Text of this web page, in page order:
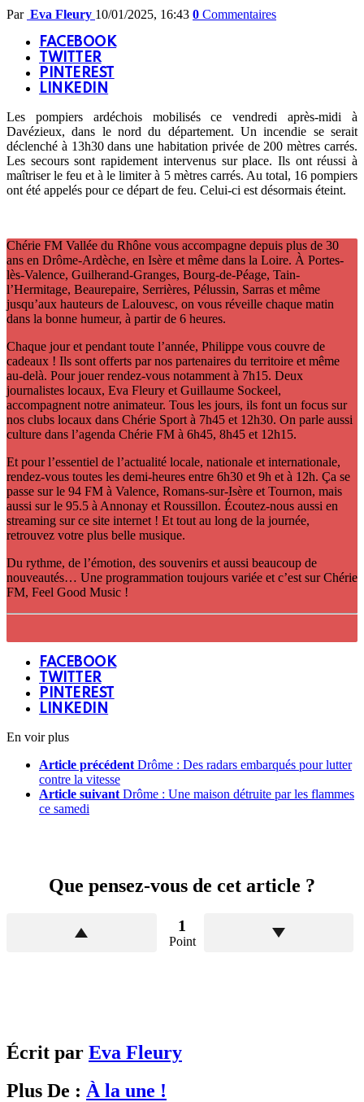
Par Eva Fleury 10/01/2025, 16:43 0 Commentaires
FACEBOOK
TWITTER
PINTEREST
LINKEDIN
Les pompiers ardéchois mobilisés ce vendredi après-midi à
Davézieux, dans le nord du département. Un incendie se serait
déclenché à 13h30 dans une habitation privée de 200 mètres carrés.
Les secours sont rapidement intervenus sur place. Ils ont réussi à
maîtriser le feu et à le limiter à 5 mètres carrés. Au total, 16 pompiers
ont été appelés pour ce départ de feu. Celui-ci est désormais éteint.
Chérie FM Vallée du Rhône vous accompagne depuis plus de 30
ans en Drôme-Ardèche, en Isère et même dans la Loire. À Portes-
lès-Valence, Guilherand-Granges, Bourg-de-Péage, Tain-
l’Hermitage, Beaurepaire, Serrières, Pélussin, Sarras et même
jusqu’aux hauteurs de Lalouvesc, on vous réveille chaque matin
dans la bonne humeur, à partir de 6 heures.
Chaque jour et pendant toute l’année, Philippe vous couvre de
cadeaux ! Ils sont offerts par nos partenaires du territoire et même
au-delà. Pour jouer rendez-vous notamment à 7h15. Deux
journalistes locaux, Eva Fleury et Guillaume Sockeel,
accompagnent notre animateur. Tous les jours, ils font un focus sur
nos clubs locaux dans Chérie Sport à 7h45 et 12h30. On parle aussi
culture dans l’agenda Chérie FM à 6h45, 8h45 et 12h15.
Et pour l’essentiel de l’actualité locale, nationale et internationale,
rendez-vous toutes les demi-heures entre 6h30 et 9h et à 12h. Ça se
passe sur le 94 FM à Valence, Romans-sur-Isère et Tournon, mais
aussi sur le 95.5 à Annonay et Roussillon. Écoutez-nous aussi en
streaming sur ce site internet ! Et tout au long de la journée,
retrouvez votre plus belle musique.
Du rythme, de l’émotion, des souvenirs et aussi beaucoup de
nouveautés… Une programmation toujours variée et c’est sur Chérie
FM, Feel Good Music !
FACEBOOK
TWITTER
PINTEREST
LINKEDIN
En voir plus
Article précédent Drôme : Des radars embarqués pour lutter
contre la vitesse
Article suivant Drôme : Une maison détruite par les flammes
ce samedi
Que pensez-vous de cet article ?
1
Point
Écrit par Eva Fleury
Plus De : À la une !